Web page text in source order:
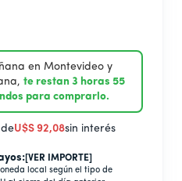
en Montevideo y
te restan 3 horas 55
para comprarlo.
U$S 92,08sin interés
[VER IMPORTE]
local según el tipo de